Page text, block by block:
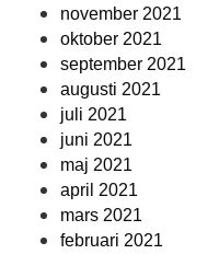
november 2021
oktober 2021
september 2021
augusti 2021
juli 2021
juni 2021
maj 2021
april 2021
mars 2021
februari 2021